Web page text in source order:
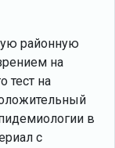
районную
на
тест на
в
с